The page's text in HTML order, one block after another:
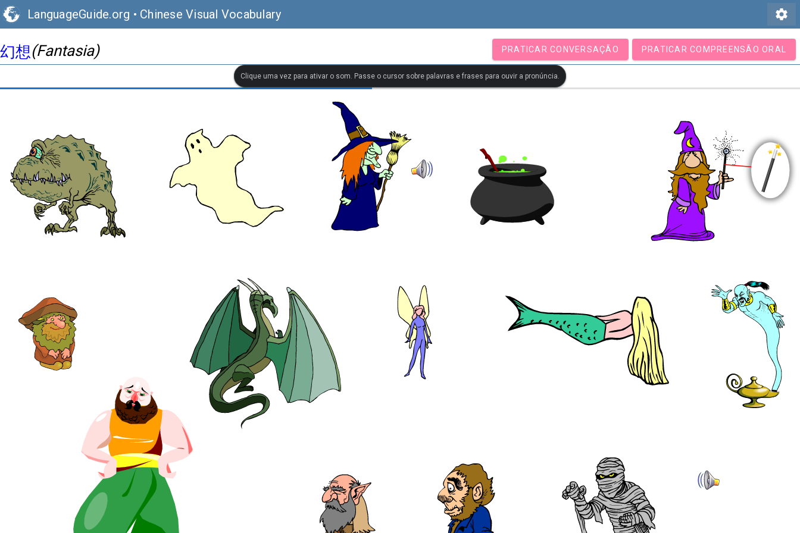
LanguageGuide.org • Chinese Visual Vocabulary settings
幻想(Fantasia) PRATICAR CONVERSAÇÃO PRATICAR COMPREENSÃO ORAL
Clique uma vez para ativar o som. Passe o cursor sobre palavras e frases para ouvir a pronúncia.